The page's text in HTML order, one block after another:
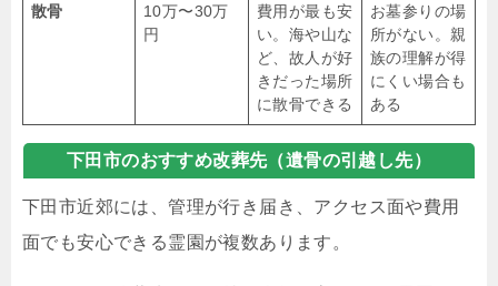
散骨
10万〜30万
円
費用が最も安
い。海や山な
ど、故人が好
きだった場所
に散骨できる
お墓参りの場
所がない。親
族の理解が得
にくい場合も
ある
下田市のおすすめ改葬先（遺骨の引越し先）
下田市近郊には、管理が行き届き、アクセス面や費用
面でも安心できる霊園が複数あります。